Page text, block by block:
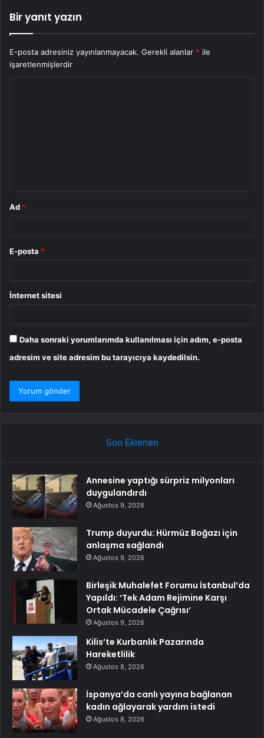
Bir yanıt yazın
E-posta adresiniz yayınlanmayacak. Gerekli alanlar * ile
işaretlenmişlerdir
Ad *
E-posta *
İnternet sitesi
Daha sonraki yorumlarımda kullanılması için adım, e-posta
adresim ve site adresim bu tarayıcıya kaydedilsin.
Son Eklenen
Annesine yaptığı sürpriz milyonları
duygulandırdı
Ağustos 9, 2026
Trump duyurdu: Hürmüz Boğazı için
anlaşma sağlandı
Ağustos 9, 2026
Birleşik Muhalefet Forumu İstanbul’da
Yapıldı: ‘Tek Adam Rejimine Karşı
Ortak Mücadele Çağrısı’
Ağustos 9, 2026
Kilis’te Kurbanlık Pazarında
Hareketlilik
Ağustos 8, 2026
İspanya’da canlı yayına bağlanan
kadın ağlayarak yardım istedi
Ağustos 8, 2026